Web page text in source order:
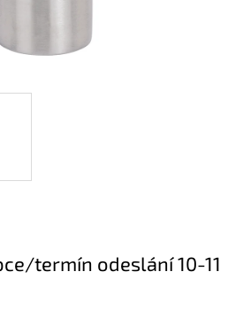
termín odeslání 10-11